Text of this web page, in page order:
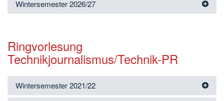
Wintersemester 2026/27
Ringvorlesung
Technikjournalismus/Technik-PR
Wintersemester 2021/22